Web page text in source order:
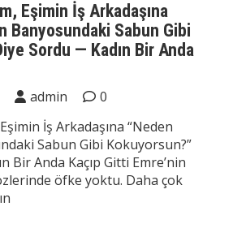
Eşimin İş Arkadaşına
Banyosundaki Sabun Gibi
Sordu — Kadın Bir Anda
admin
0
Eşimin İş Arkadaşına “Neden
Sabun Gibi Kokuyorsun?”
Bir Anda Kaçıp Gitti Emre’nin
öfke yoktu. Daha çok